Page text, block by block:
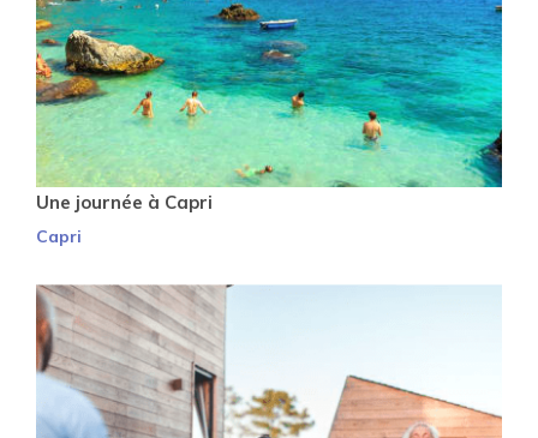
Une journée à Capri
Capri